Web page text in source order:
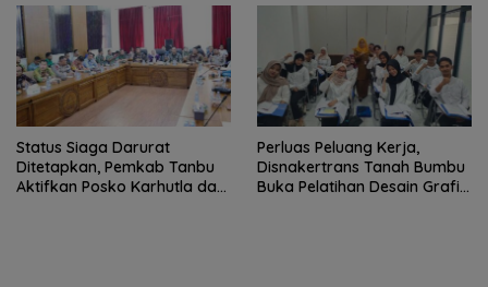
Status Siaga Darurat
Ditetapkan, Pemkab Tanbu
Aktifkan Posko Karhutla dan
Perluas Peluang Kerja,
Disnakertrans Tanah Bumbu
Buka Pelatihan Desain Grafis